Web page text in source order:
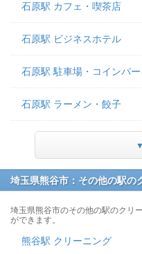
石原駅 カフェ・喫茶店
石原駅 ビジネスホテル
石原駅 駐車場・コインパ
石原駅 ラーメン・餃子
埼玉県熊谷市：その他の駅の
埼玉県熊谷市のその他の駅のクリ
ができます。
熊谷駅 クリーニング